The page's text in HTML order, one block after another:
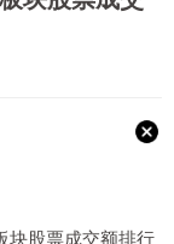
块股票成交额排行